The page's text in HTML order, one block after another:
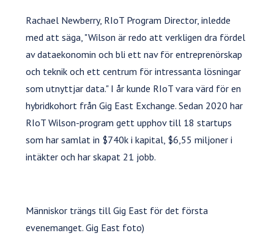
Rachael Newberry, RIoT Program Director, inledde
med att säga, "Wilson är redo att verkligen dra fördel
av dataekonomin och bli ett nav för entreprenörskap
och teknik och ett centrum för intressanta lösningar
som utnyttjar data." I år kunde RIoT vara värd för en
hybridkohort från Gig East Exchange. Sedan 2020 har
RIoT Wilson-program gett upphov till 18 startups
som har samlat in $740k i kapital, $6,55 miljoner i
intäkter och har skapat 21 jobb.
Människor trängs till Gig East för det första
evenemanget. Gig East foto)